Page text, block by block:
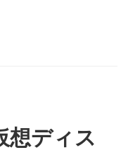
ディス